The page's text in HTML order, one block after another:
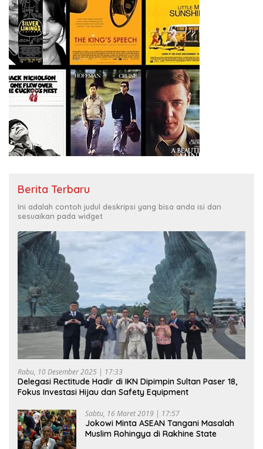
Berita Terbaru
Ini adalah contoh judul deskripsi yang bisa anda isi dan
sesuaikan pada widget
Rabu, 10 Desember 2025 | 17:33
Delegasi Rectitude Hadir di IKN Dipimpin Sultan Paser 18,
Fokus Investasi Hijau dan Safety Equipment
Sabtu, 16 Maret 2019 | 17:57
Jokowi Minta ASEAN Tangani Masalah
Muslim Rohingya di Rakhine State